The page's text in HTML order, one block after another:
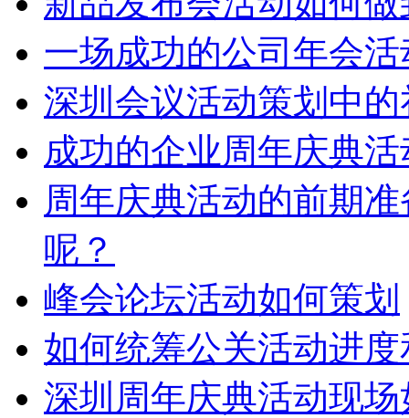
一场成功的公司年会
深圳会议活动策划中
成功的企业周年庆典
周年庆典活动的前期
呢？
峰会论坛活动如何策划
如何统筹公关活动进
深圳周年庆典活动现